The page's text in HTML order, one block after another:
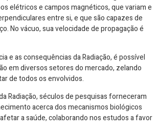
elétricos e campos magnéticos, que variam e
entre si, e que são capazes de
No vácuo, sua velocidade de propagação é
e as consequências da Radiação, é possível
em diversos setores do mercado, zelando
de todos os envolvidos.
Radiação, séculos de pesquisas forneceram
acerca dos mecanismos biológicos
a saúde, colaborando nos estudos a favor